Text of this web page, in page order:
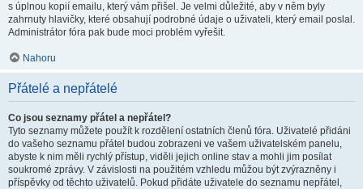
s úplnou kopií emailu, který vám přišel. Je velmi důležité, aby v něm byly
zahrnuty hlavičky, které obsahují podrobné údaje o uživateli, který email poslal.
Administrátor fóra pak bude moci problém vyřešit.
Nahoru
Přátelé a nepřátelé
Co jsou seznamy přátel a nepřátel?
Tyto seznamy můžete použít k rozdělení ostatních členů fóra. Uživatelé přidáni
do vašeho seznamu přátel budou zobrazeni ve vašem uživatelském panelu,
abyste k nim měli rychlý přístup, viděli jejich online stav a mohli jim posílat
soukromé zprávy. V závislosti na použitém vzhledu můžou být zvýrazněny i
příspěvky od těchto uživatelů. Pokud přidáte uživatele do seznamu nepřátel,